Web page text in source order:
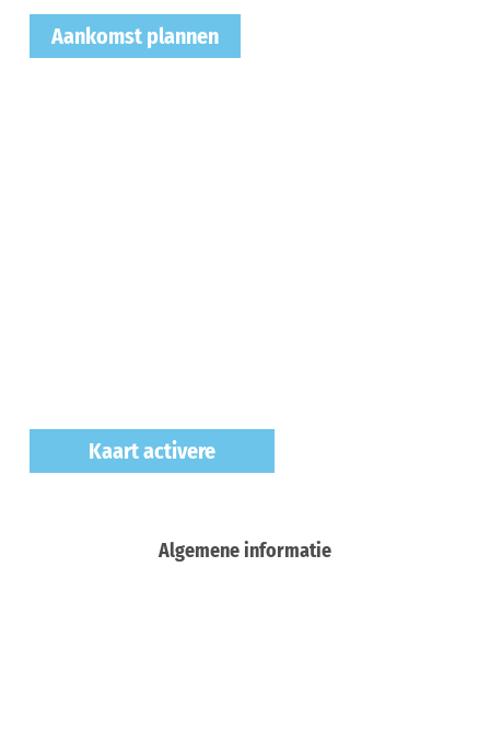
Aankomst plannen
Kaart activere
Algemene informatie